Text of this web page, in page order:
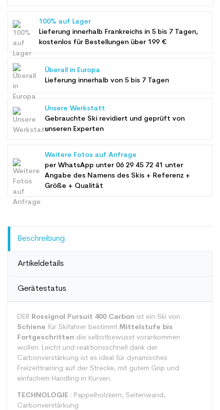
100% auf Lager
Lieferung innerhalb Frankreichs in 5 bis 7 Tagen,
kostenlos für Bestellungen über 199 €
Überall in Europa
Lieferung innerhalb von 5 bis 7 Tagen
Unsere Werkstatt
Gebrauchte Ski revidiert und geprüft von
unseren Experten
Weitere Fotos auf Anfrage
per WhatsApp unter 06 29 45 72 41 unter
Angabe des Namens des Skis + Referenz +
Größe + Qualität
Beschreibung
Artikeldetails
Gerätestatus
DER Rossignol Pursuit 400 Carbon ist ein Ski von
Schiene für Skifahrer bestimmt Mittelstufe bis
Fortgeschritten die selbstbewusst vorankommen
wollen. Leicht und reaktionsschnell dank der
Carbonverstärkung ist es ideal für dynamisches
Freizeittraining auf der Strecke, mit gutem Grip und
einfachem Handling in Kurven.
TECHNOLOGIE : Pappelholzkern, Seitenwand,
Carbonverstärkung